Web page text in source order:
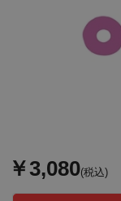
￥3,080(税込)